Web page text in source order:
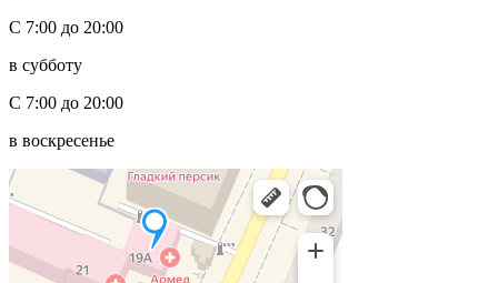
С 7:00 до 20:00
в субботу
С 7:00 до 20:00
в воскресенье